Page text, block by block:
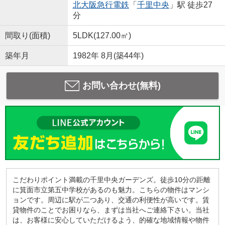
北大阪急行電鉄 「 千里中央 」駅 徒歩27
分
間取り(面積) 5LDK(127.00㎡)
築年月 1982年 8月(築44年)
お問い合わせ(無料)
こだわりポイント満載の千里中央ガーデンズ。徒歩10分の距離
に箕面市立第五中学校があるのも魅力。こちらの物件はマンシ
ョンです。周辺に駅が二つあり、交通の利便性が高いです。賃
貸物件のことでお困りなら、まずは当社へご連絡下さい。当社
は、お客様に安心していただけるよう、的確な地域情報や物件